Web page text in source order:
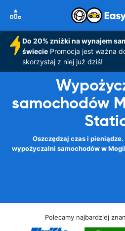
Do 20% zniżki na wynajem
świeciePromocja jest ważna
skorzystaj z niej już dziś!
samochodów
Oszczędzaj czas i
wypożyczalni samochodów w
Polecamy najbardziej